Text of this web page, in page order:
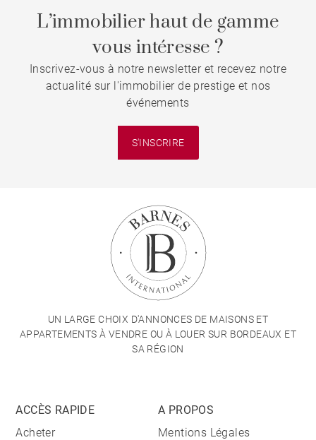
L’immobilier haut de gamme
vous intéresse ?
Inscrivez-vous à notre newsletter et recevez notre
actualité sur l'immobilier de prestige et nos
événements
S'INSCRIRE
UN LARGE CHOIX D'ANNONCES DE MAISONS ET
APPARTEMENTS À VENDRE OU À LOUER SUR BORDEAUX ET
SA RÉGION
ACCÈS RAPIDE
Acheter
A PROPOS
Mentions Légales